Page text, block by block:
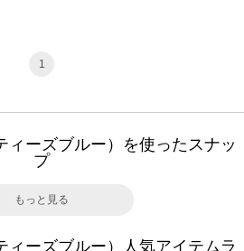
1
ィーズブルー）を使ったスナッ
プ
もっと見る
ィーズブルー）人気アイテムラ